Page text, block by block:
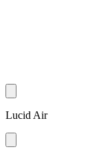
Lucid Air